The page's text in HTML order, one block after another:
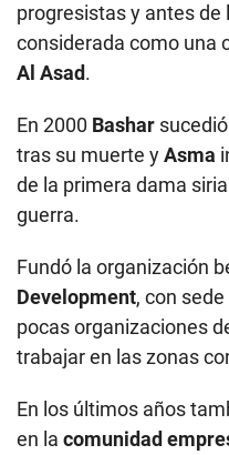
progresistas y antes de
considerada como una
Al Asad.
En 2000 Bashar
tras su muerte yAsma
de la primera dama
guerra.
Fundó la organización
Development, con sede
pocas organizaciones
trabajar en las zonas
En los últimos años
en la comunidad